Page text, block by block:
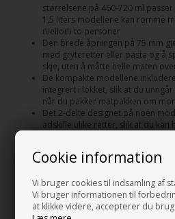
Cookie information
Vi bruger cookies til indsamling af
Vi bruger informationen til
at klikke videre, accepterer du
størrelsene på 460-720 ml
1,5 liters modellene kan romme
mellom to personer
Den brede åpningen på 75 mm
med gryteretter eller pasta og å
skje, uten å måtte helle maten
De kompakte modellene
integrert i lokket, slik at du
når du pakker matpakken om
Det 2-delte designet på noen
adskille ulike retter, slik at du kan
Hold maten din varm eller
Temperaturen i maten din påvirker både
Varm suppe, som har blitt lunken, mister
kald vinterdag, mens en salat, som er
uappetittlig å spise. Termobeholdere